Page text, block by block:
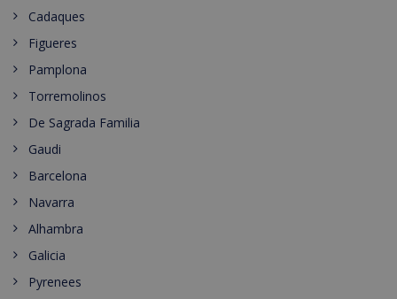
Cadaques
Figueres
Pamplona
Torremolinos
De Sagrada Familia
Gaudi
Barcelona
Navarra
Alhambra
Galicia
Pyrenees